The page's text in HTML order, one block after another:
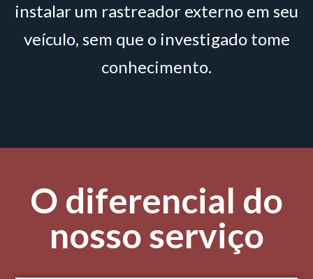
instalar um rastreador externo em seu
veículo, sem que o investigado tome
conhecimento.
O diferencial do
nosso serviço